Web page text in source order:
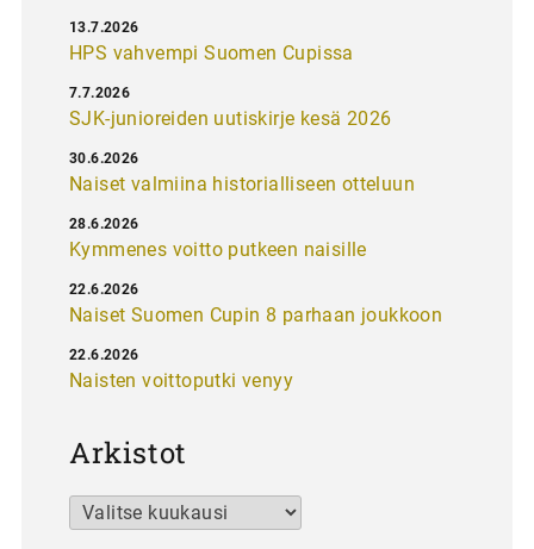
HPS vahvempi Suomen Cupissa
13.7.2026
SJK-junioreiden uutiskirje kesä 2026
7.7.2026
Naiset valmiina historialliseen otteluun
30.6.2026
Kymmenes voitto putkeen naisille
28.6.2026
Naiset Suomen Cupin 8 parhaan joukkoon
22.6.2026
Naisten voittoputki venyy
22.6.2026
Arkistot
Arkistot